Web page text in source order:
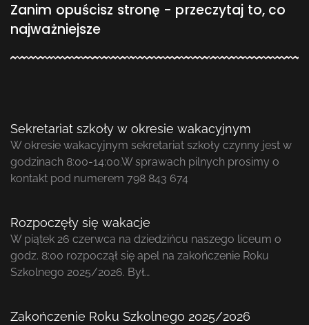
Zanim opuścisz stronę - przeczytaj to, co
najważniejsze
Sekretariat szkoły w okresie wakacyjnym
W okresie wakacyjnym sekretariat szkoły czynny jest w
godzinach 8:00-14:00.W sprawach pilnych prosimy o
kontakt pod numerem 798 843 674
Rozpoczęły się wakacje
W piątek 26 czerwca na dziedzińcu naszego liceum o
godz. 8:00 rozpoczął się apel na zakończenie Roku
Szkolnego 2025/2026. Był…
Zakończenie Roku Szkolnego 2025/2026